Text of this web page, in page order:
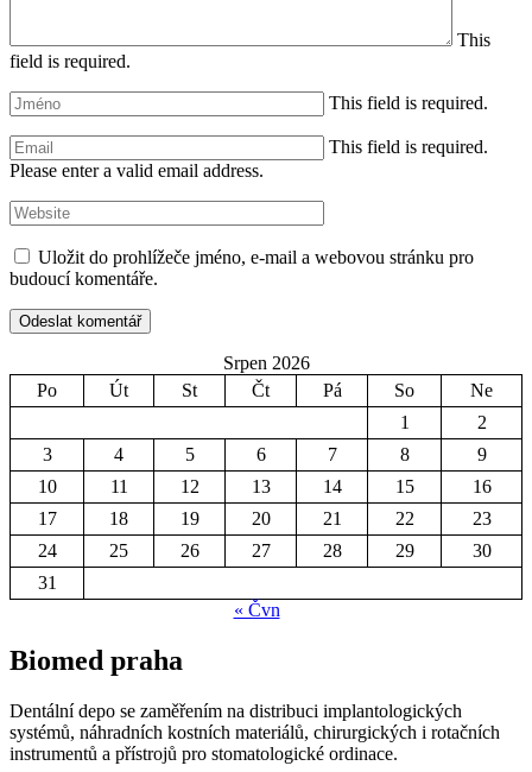
This
field is required.
This field is required.
This field is required.
Please enter a valid email address.
Uložit do prohlížeče jméno, e-mail a webovou stránku pro
budoucí komentáře.
Srpen 2026
Po
Út St Čt Pá So
Ne
1
2
3
4 5 6 7 8
9
10
11 12 13 14 15
16
17
18 19 20 21 22
23
24
25 26 27 28 29
30
31
« Čvn
Biomed praha
Dentální depo se zaměřením na distribuci implantologických
systémů, náhradních kostních materiálů, chirurgických i rotačních
instrumentů a přístrojů pro stomatologické ordinace.